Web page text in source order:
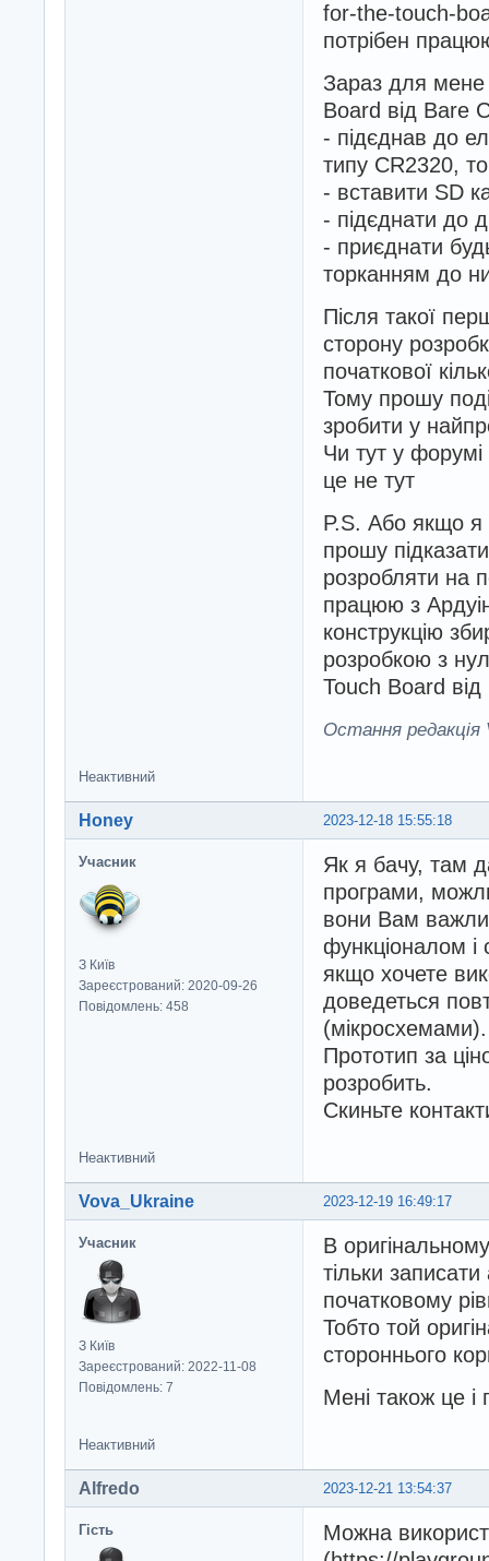
for-the-touch-
потрібен
Зараз для мене
Board від Bare
- підєднав до
типу CR2320,
- вставити SD
- підєднати до
- приєднати
торканням до
Після такої
сторону
початкової
Тому прошу
зробити у
Чи тут у
це не тут
P.S. Або якщо я
прошу
розробляти на
працюю з
конструкцію
розробкою з
Touch Board
Остання редакція
Неактивний
2023-12-18 15:55:18
Honey
Учасник
З Київ
Зареєстрований: 2020-09-26
Повідомлень: 458
Як я бачу, там
програми,
вони Вам
функціоналом
якщо хочете
доведеться
(мікросхемами).
Прототип за
розробить.
Скиньте
Неактивний
2023-12-19 16:49:17
Vova_Ukraine
Учасник
З Київ
Зареєстрований: 2022-11-08
Повідомлень: 7
В
тільки
початковому
Тобто той
стороннього
Мені також це і
Неактивний
2023-12-21 13:54:37
Alfredo
Гість
Можна